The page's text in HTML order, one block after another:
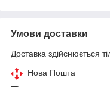
Умови доставки
Доставка здійснюється
Нова Пошта